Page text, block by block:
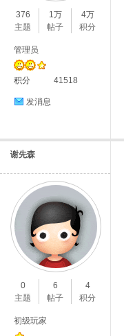
376
主题
1万
帖子
4万
积分
管理员
积分 41518
发消息
谢先森
0
主题
6
帖子
4
积分
初级玩家